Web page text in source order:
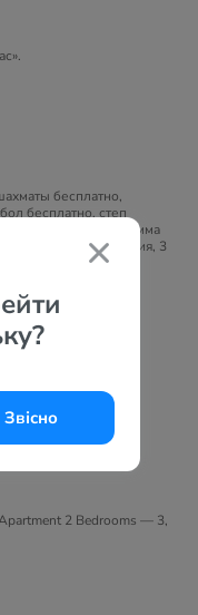
Звісно
бесплатно,
бесплатно, степ
программа
дневная анимация, 3
2 Bedrooms — 3,